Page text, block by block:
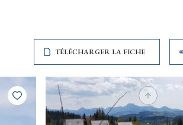
TÉLÉCHARGER LA FICHE